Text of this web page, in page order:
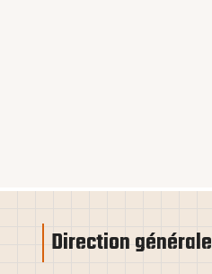
Direction générale